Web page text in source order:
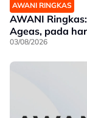
AWANI RINGKAS
AWANI
Ageas, pada
03/08/2026